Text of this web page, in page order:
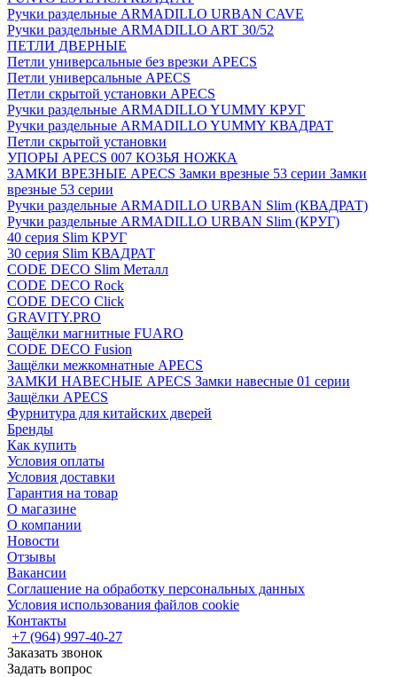
Ручки раздельные ARMADILLO URBAN CAVE
Ручки раздельные ARMADILLO ART 30/52
ПЕТЛИ ДВЕРНЫЕ
Петли универсальные без врезки APECS
Петли универсальные APECS
Петли скрытой установки APECS
Ручки раздельные ARMADILLO YUMMY КРУГ
Ручки раздельные ARMADILLO YUMMY КВАДРАТ
Петли скрытой установки
УПОРЫ APECS 007 КОЗЬЯ НОЖКА
ЗАМКИ ВРЕЗНЫЕ APECS Замки врезные 53 серии Замки
врезные 53 серии
Ручки раздельные ARMADILLO URBAN Slim (КВАДРАТ)
Ручки раздельные ARMADILLO URBAN Slim (КРУГ)
40 серия Slim КРУГ
30 серия Slim КВАДРАТ
CODE DECO Slim Металл
CODE DECO Rock
CODE DECO Click
GRAVITY.PRO
Защёлки магнитные FUARO
CODE DECO Fusion
Защёлки межкомнатные APECS
ЗАМКИ НАВЕСНЫЕ APECS Замки навесные 01 серии
Защёлки APECS
Фурнитура для китайских дверей
Бренды
Как купить
Условия оплаты
Условия доставки
Гарантия на товар
О магазине
О компании
Новости
Отзывы
Вакансии
Соглашение на обработку персональных данных
Условия использования файлов cookie
Контакты
+7 (964) 997-40-27
Заказать звонок
Задать вопрос